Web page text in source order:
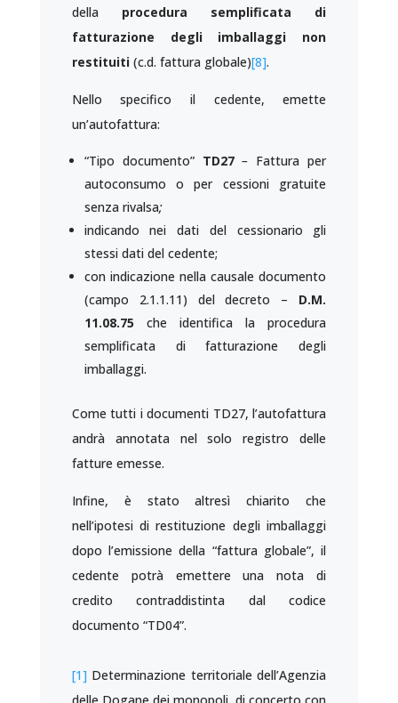
della procedura semplificata di
fatturazione degli imballaggi non
restituiti(c.d. fattura globale)[8].
Nello specifico il cedente, emette
un’autofattura:
“Tipo documento” TD27 – Fattura per
autoconsumo o per cessioni gratuite
senza rivalsa;
indicando nei dati del cessionario gli
stessi dati del cedente;
con indicazione nella causale documento
(campo 2.1.1.11) del decreto – D.M.
11.08.75 che identifica la procedura
semplificata di fatturazione degli
imballaggi.
Come tutti i documenti TD27, l’autofattura
andrà annotata nel solo registro delle
fatture emesse.
Infine, è stato altresì chiarito che
nell’ipotesi di restituzione degli imballaggi
dopo l’emissione della “fattura globale”, il
cedente potrà emettere una nota di
credito contraddistinta dal codice
documento “TD04”.
[1] Determinazione territoriale dell’Agenzia